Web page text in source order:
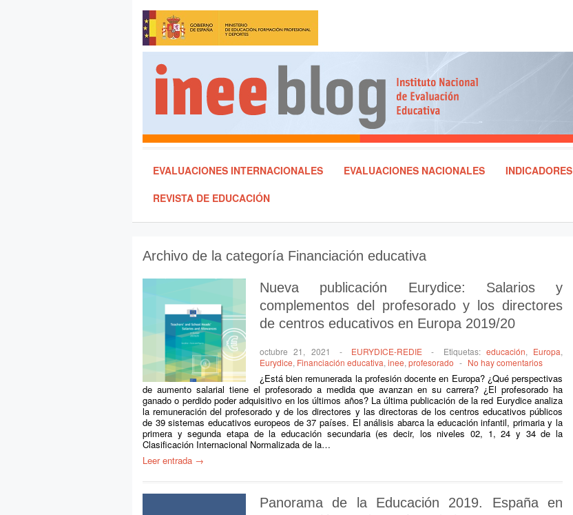
EVALUACIONES INTERNACIONALES EVALUACIONES NACIONALES INDICADORES
REVISTA DE EDUCACIÓN
Archivo de la categoría Financiación educativa
Nueva publicación Eurydice: Salarios y
complementos del profesorado y los directores
de centros educativos en Europa 2019/20
octubre 21, 2021 - EURYDICE-REDIE - Etiquetas: educación, Europa,
Eurydice, Financiación educativa, inee, profesorado - No hay comentarios
¿Está bien remunerada la profesión docente en Europa? ¿Qué perspectivas
de aumento salarial tiene el profesorado a medida que avanzan en su carrera? ¿El profesorado ha
ganado o perdido poder adquisitivo en los últimos años? La última publicación de la red Eurydice analiza
la remuneración del profesorado y de los directores y las directoras de los centros educativos públicos
de 39 sistemas educativos europeos de 37 países. El análisis abarca la educación infantil, primaria y la
primera y segunda etapa de la educación secundaria (es decir, los niveles 02, 1, 24 y 34 de la
Clasificación Internacional Normalizada de la…
Leer entrada →
Panorama de la Educación 2019. España en